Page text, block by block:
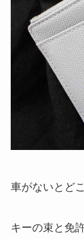
車がないとど
キーの束と免